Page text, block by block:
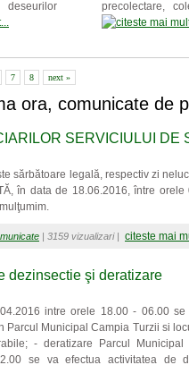
precolectare,
7 8 next »
ora, comunicate de
SERVICIULUI DE
sărbătoare legală, respectiv zi
în data de 18.06.2016, între
| 3159 vizualizari | citeste mai
dezinsectie şi deratizare
intre orele 18.00 - 06.00
Parcul Municipal Campia Turzii si
- deratizare Parcul
se va efectua activitatea de